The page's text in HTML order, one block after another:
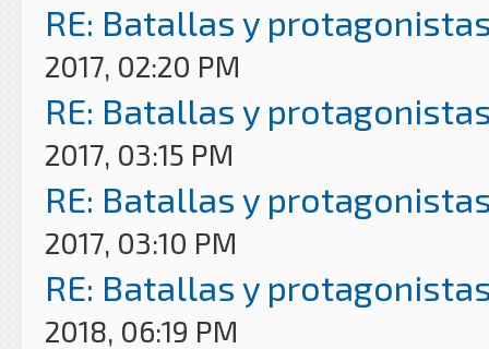
RE: Batallas y
2017, 02:20 PM
RE: Batallas y
2017, 03:15 PM
RE: Batallas y
2017, 03:10 PM
RE: Batallas y
2018, 06:19 PM